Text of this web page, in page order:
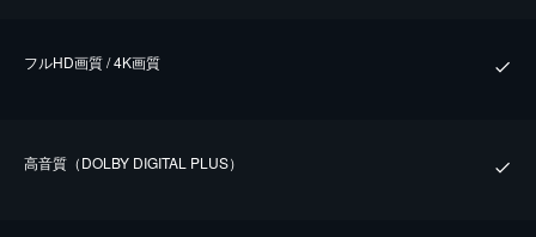
フルHD画質 / 4K画質
⾼⾳質（DOLBY DIGITAL PLUS）